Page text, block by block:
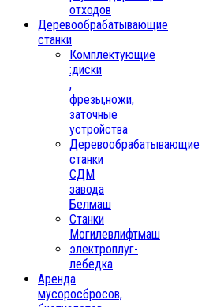
отходов
Деревообрабатывающие
станки
Комплектующие
:диски
,
фрезы,ножи,
заточные
устройства
Деревообрабатывающие
станки
СДМ
завода
Белмаш
Станки
Могилевлифтмаш
электроплуг-
лебедка
Аренда
мусоросбросов,